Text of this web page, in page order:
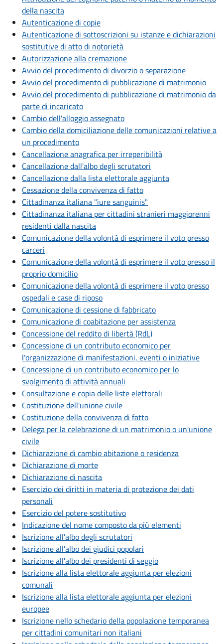
della nascita
Autenticazione di copie
Autenticazione di sottoscrizioni su istanze e dichiarazioni
sostitutive di atto di notorietà
Autorizzazione alla cremazione
Avvio del procedimento di divorzio o separazione
Avvio del procedimento di pubblicazione di matrimonio
Avvio del procedimento di pubblicazione di matrimonio da
parte di incaricato
Cambio dell'alloggio assegnato
Cambio della domiciliazione delle comunicazioni relative a
un procedimento
Cancellazione anagrafica per irreperibilità
Cancellazione dall'albo degli scrutatori
Cancellazione dalla lista elettorale aggiunta
Cessazione della convivenza di fatto
Cittadinanza italiana "iure sanguinis"
Cittadinanza italiana per cittadini stranieri maggiorenni
residenti dalla nascita
Comunicazione della volontà di esprimere il voto presso
carceri
Comunicazione della volontà di esprimere il voto presso il
proprio domicilio
Comunicazione della volontà di esprimere il voto presso
ospedali e case di riposo
Comunicazione di cessione di fabbricato
Comunicazione di coabitazione per assistenza
Concessione del reddito di libertà (RdL)
Concessione di un contributo economico per
l'organizzazione di manifestazioni, eventi o iniziative
Concessione di un contributo economico per lo
svolgimento di attività annuali
Consultazione e copia delle liste elettorali
Costituzione dell'unione civile
Costituzione della convivenza di fatto
Delega per la celebrazione di un matrimonio o un'unione
civile
Dichiarazione di cambio abitazione o residenza
Dichiarazione di morte
Dichiarazione di nascita
Esercizio dei diritti in materia di protezione dei dati
personali
Esercizio del potere sostitutivo
Indicazione del nome composto da più elementi
Iscrizione all'albo degli scrutatori
Iscrizione all'albo dei giudici popolari
Iscrizione all'albo dei presidenti di seggio
Iscrizione alla lista elettorale aggiunta per elezioni
comunali
Iscrizione alla lista elettorale aggiunta per elezioni
europee
Iscrizione nello schedario della popolazione temporanea
per cittadini comunitari non italiani